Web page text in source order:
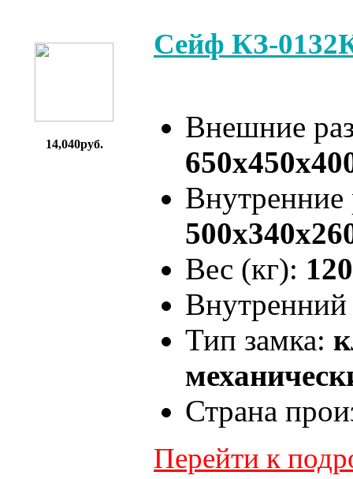
14,040руб.
Сейф КЗ-
Внешние
Вес (кг):
Тип замка:
Страна
Перейти к